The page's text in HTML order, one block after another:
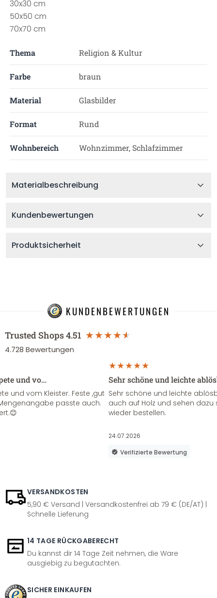
30x30 cm
50x50 cm
70x70 cm
Thema Religion & Kultur
Farbe braun
Material Glasbilder
Format Rund
Wohnbereich Wohnzimmer, Schlafzimmer
Materialbeschreibung
Kundenbewertungen
Produktsicherheit
KUNDENBEWERTUNGEN
Trusted Shops4.51
4.728 Bewertungen
und vo…
und vom Kleister. Feste ,gut
passte auch.
Sehr schöne und leichte
Sehr schöne und leichte
auch auf Holz und sehen
wieder bestellen.
24.07.2026
Verifizierte Bewertung
VERSANDKOSTEN
5,90 € Versand | Versandkostenfrei ab 79 € (DE/AT) |
Schnelle Lieferung
14 TAGE RÜCKGABERECHT
Du kannst dir 14 Tage Zeit nehmen, die Ware
ausgiebig zu begutachten.
SICHER EINKAUFEN